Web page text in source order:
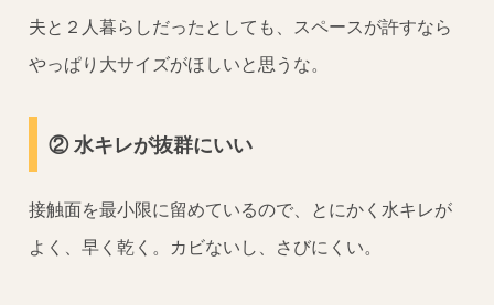
夫と２人暮らしだったとしても、スペースが許すなら
やっぱり大サイズがほしいと思うな。
② 水キレが抜群にいい
接触面を最小限に留めているので、とにかく水キレが
よく、早く乾く。カビないし、さびにくい。